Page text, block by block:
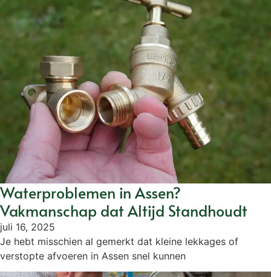
Waterproblemen in Assen?
Vakmanschap dat Altijd Standhoudt
juli 16, 2025
Je hebt misschien al gemerkt dat kleine lekkages of
verstopte afvoeren in Assen snel kunnen